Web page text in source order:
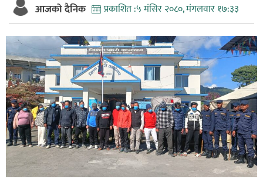
आजको दैनिक प्रकाशित :५ मंसिर २०८०, मंगलवार १७:३३